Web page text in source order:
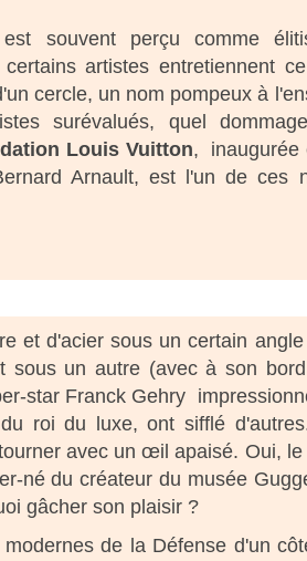
est souvent perçu comme
certains artistes entretiennent
cercle, un nom pompeux à
surévalués, quel
Louis Vuitton, inaugurée
Arnault, est l'un de
et d'acier sous un certain
sous un autre (avec à son
star Franck Gehry
roi du luxe, ont sifflé
avec un œil apaisé. Oui,
né du créateur du musée
gâcher son plaisir ?
de la Défense d'un